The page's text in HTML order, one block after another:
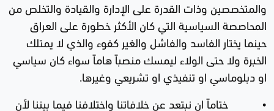
والمتخصصين وذات القدرة على الإدارة والقيادة والتخلص من
المحاصصة السياسية التي كان الأكثر خطورة على العراق
حينما يختار الفاسد والفاشل والغير كفوء والذي لا يمتلك
الخبرة ولا حتى الولاء ليمسك منصباً هاماً سواء كان سياسي
او دبلوماسي او تنفيذي او تشريعي وغيرها.
• ختاماً ان نبتعد عن خلافاتنا واختلافنا فيما بيننا لأن